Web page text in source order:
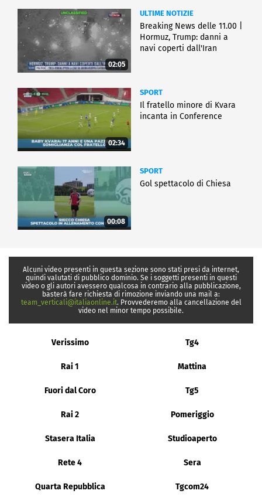
02:05
ULTIME NOTIZIE
Breaking News delle 11.00 |
Hormuz, Trump: danni a
navi coperti dall'Iran
02:34
SPORT
Il fratello minore di Kvara
incanta in Conference
00:08
SPORT
Gol spettacolo di Chiesa
Alcuni video presenti in questa sezione sono stati presi da internet,
quindi valutati di pubblico dominio. Se i soggetti presenti in questi
video o gli autori avessero qualcosa in contrario alla pubblicazione,
basterà fare richiesta di rimozione inviando una mail a:
team_verticali@italiaonline.it. Provvederemo alla cancellazione del
video nel minor tempo possibile.
Verissimo Tg4
Rai 1 Mattina
Fuori dal Coro Tg5
Rai 2 Pomeriggio
Stasera Italia Studioaperto
Rete 4 Sera
Quarta Repubblica Tgcom24